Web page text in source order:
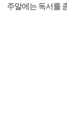
주말에는 독서를